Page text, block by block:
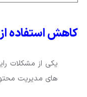
کاهش استفاده
یکی از مشکلات
های مدیریت